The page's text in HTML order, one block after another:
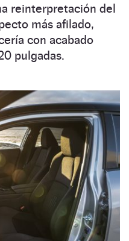
reinterpretación del
más afilado,
con acabado
pulgadas.